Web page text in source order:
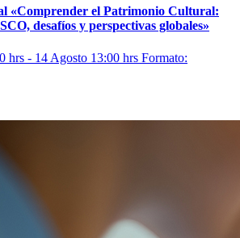
«Comprender el Patrimonio Cultural:
desafíos y perspectivas globales»
hrs - 14 Agosto 13:00 hrs Formato: